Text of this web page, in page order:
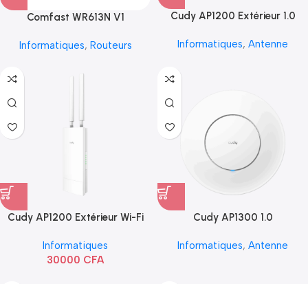
Comfast WR613N V1
Informatiques, Routeurs
Cudy AP1200 Extérieur 1.0
Informatiques, Antenne
Cudy AP1200 Extérieur Wi-Fi
Informatiques
30000 CFA
Cudy AP1300 1.0
Informatiques, Antenne